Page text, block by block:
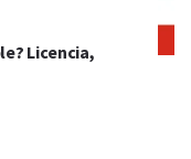
Licencia,